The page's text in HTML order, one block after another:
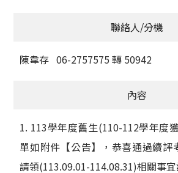
聯絡人/分機
陳韋存 06-2757575 轉 50942
內容
1. 113學年度舊生(110-112學年度
單如附件【公告】，恭喜通過續評
請領(113.09.01-114.08.31)相關事宜